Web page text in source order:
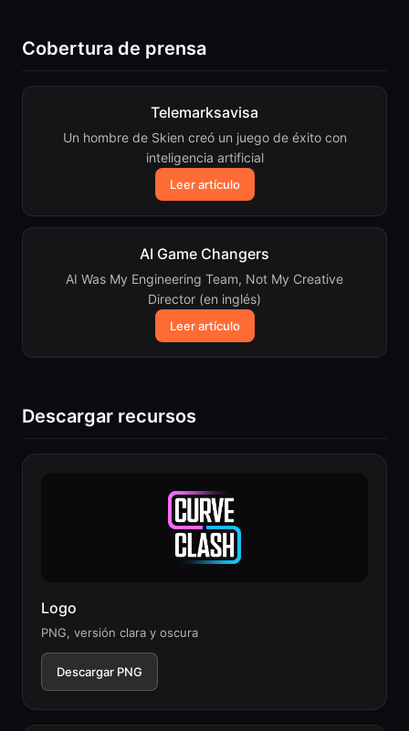
Cobertura de prensa
Telemarksavisa
Un hombre de Skien creó un juego de éxito con
inteligencia artificial
Leer artículo
AI Game Changers
AI Was My Engineering Team, Not My Creative
Director (en inglés)
Leer artículo
Descargar recursos
Logo
PNG, versión clara y oscura
Descargar PNG